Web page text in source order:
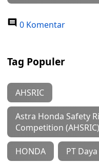
0 Komentar
Tag Populer
AHSRIC
Astra Honda Safety
Competition (AHSRIC)
HONDA PT